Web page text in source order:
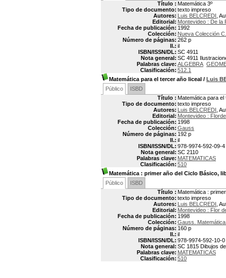
Título : Matemática 3º
Tipo de documento: texto impreso
Autores: Luis BELCREDI ,
Editorial: Montevideo : De la
Fecha de publicación: 1992
Colección: Nueva Colección C.
Número de páginas: 262 p
Il.: il
ISBN/ISSN/DL: SC 4911
Nota general: SC 4911
Palabras clave: ALGEBRA
Clasificación: 512.1
Matemática para el tercer año liceal / Luis
Público
ISBD
Título : Matemática para el
Tipo de documento: texto impreso
Autores: Luis BELCREDI ,
Editorial: Montevideo :
Fecha de publicación: 1998
Colección: Gauss
Número de páginas: 192 p
Il.: il
ISBN/ISSN/DL: 978-9974-592-09-4
Nota general: SC 2110
Palabras clave: MATEMATICAS
Clasificación: 510
Matemática : primer año del Ciclo Básico,
Público
ISBD
Título : Matemática :
Tipo de documento: texto impreso
Autores: Luis BELCREDI ,
Editorial: Montevideo : Flor
Fecha de publicación: 1998
Colección: Gauss.
Número de páginas: 160 p
Il.: il
ISBN/ISSN/DL: 978-9974-592-10-0
Nota general: SC 1815 Dibujos
Palabras clave: MATEMATICAS
Clasificación: 510